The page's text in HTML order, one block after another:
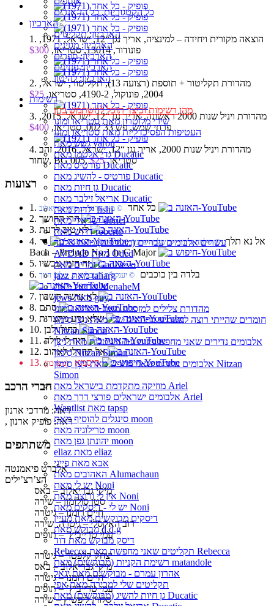
כל הקטגוריות, כל הז’אנרים
הארכיון
הארכיון: תקליטים
הארכיון: מגזינים
הארכיון: ספרים
הארכיון: פנזינים
הארכיון: להיטון
רשימות
מהן רשימות וכיצד תוכל להשתמש בהן
שירי מלוטרון מאת סטריאו ומונו
העטיפות הפסיכדליות מאת סטריאו ומונו
גשש מאת yaron
גדי אלטמן מאת Ducatic
פורטיס מאת Ducatic
פורטיס - להשיג מאת Ducatic
גן חיות מאת Ducatic
אריאל זילבר מאת Ducatic
ילדות מאת fishi
ישראלי מאת doriel
דרוש מאת roberto
עשרים אלבומים עבריים (מועדפים) מאת אלעד
AVDAD מאת Oded
זמרים מאת GadNevo
jazz מאת taliarg
אריאל מאת MenaheM
jews מאת guy
מהדורת צלילים למזכרת מאת סטריאו ומונו
חומרים שהייתי רוצה להשמיע בתוכנית שלי מאת נִיצָן סִימוֹן
Nitzan Simon
אלבומים נדירים שאני מחפש פיזית וגם דיגיטלית מאת נִיצָן
סִימוֹן Nitzan Simon
אלבומים נדירים שאני מחפש מאת נִיצָן סִימוֹן Nitzan
Simon
מוזיקה מתקדמת בישראל מאת Ariel
אלבומים ישראלים פורצי דרך מאת Ariel
Wantlist מאת tapsp
סינגלים להוסיף מאת moon
טרילוגיה מאת moon
יהונתן גפן מאת moon
eliaz מאת eliaz
אבא מאת פייגי
האהובים מאת Alumachaun
יש לי מאת Noni
אין לי ורוצה מאת Noni
יש לי - דיסקים מאת Noni
דיסקים מבוקשים מאת מעיין
מבוקש מאת d.d.g
דיסק מבוקש מאת דוד
Rebecca תקליטים שאני מחפשת מאת Rebecca
רשימת הקניות (מבוקשים) מאת matandole
אהרון עמרם - מבוקשים מאת יגאל
תקליטים שלי למכירה מאת אפי
גן חיות להשיג (מבוקשים) מאת Ducatic
1. הוצאה מקורית ויחידה – למינציה, אריך נגן “12, ישראל, 1971,
פונודור, 13014, סטריאו,
$300
2. מהדורת תקליטור + תוספת (רצועה 13), תקליטור, ישראל,
2004, פונוקול, 4190-2, סטריאו,
$25
3. מהדורת ויניל שנות 2000 ראשונה, אריך נגן “12, ישראל, 2015,
פרחי שמש, פש 33 002, סטריאו,
$400
4. מהדורת ויניל שנות 2000, אריך נגן “12, ישראל, 2016, זהב
שחור, BG 005, סטריאו,$25
רצועות
1. כל אחד © מוני ארנון ♫ מיקי גבריאלוב
2. הרי החושך
3. לא טוב לדעת
4. אל נא תלך© שלמה גרוניך ♫ שלמה גרוניך
☚
Bach – Prelude No.1 In C Major
5. זה הזמן עכשיו
6. בלדה בין כוכבים © יענקל’ה רוטבליט ♫ שלום חנוך
7. לא עושה חשבון
8. סתם
9. שלא נדע מהצרות
10. כחול ולבן
11. היה לי לילה
12. אל תחדלי לאהוב
13. סיסמא (מערכון)
חברי הרכב
ראה: מרדכי ארנון
, ראה: פופיק ארנון
משתתפים
אלברט פיאמנטה
הצ’רצ’ילים
מיקי גבריאלוב – באס
סטן סולומון – שירה
חיים רומנו – גיטרה
רוב האקסלי – גיטרה, שירה
עמי טרייביץ’ – תופים
יצחק קלפטר – גיטרה
מיקי גבריאלוב – באס
חיים רומנו – גיטרה
עמי טרייביץ’ – תופים
סלווין ליפשיץ – שירה